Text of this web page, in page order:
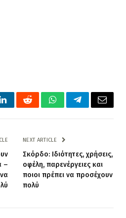
LinkedInRedditWhatsAppTelegramEmail
–
NEXT ARTICLE
Σκόρδο: Ιδιότητες, χρήσεις,
οφέλη, παρενέργειες και
ποιοι πρέπει να προσέχουν
πολύ